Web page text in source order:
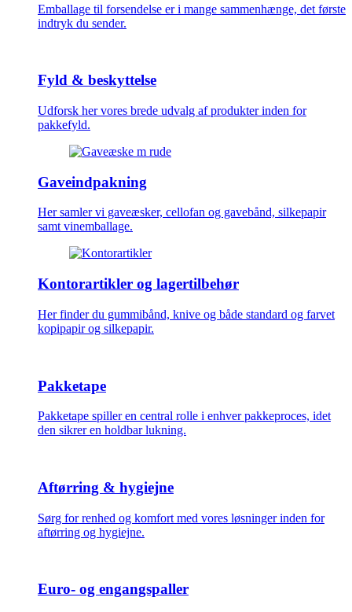
Emballage til forsendelse er i mange sammenhænge, det første
indtryk du sender.
Fyld & beskyttelse
Udforsk her vores brede udvalg af produkter inden for
pakkefyld.
Gaveindpakning
Her samler vi gaveæsker, cellofan og gavebånd, silkepapir
samt vinemballage.
Kontorartikler og lagertilbehør
Her finder du gummibånd, knive og både standard og farvet
kopipapir og silkepapir.
Pakketape
Pakketape spiller en central rolle i enhver pakkeproces, idet
den sikrer en holdbar lukning.
Aftørring & hygiejne
Sørg for renhed og komfort med vores løsninger inden for
aftørring og hygiejne.
Euro- og engangspaller